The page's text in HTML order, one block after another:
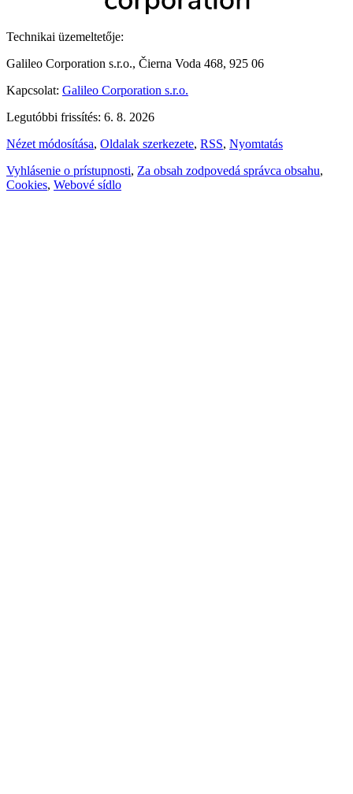
Technikai üzemeltetője:
Galileo Corporation s.r.o., Čierna Voda 468, 925 06
Kapcsolat: Galileo Corporation s.r.o.
Legutóbbi frissítés: 6. 8. 2026
Nézet módosítása, Oldalak szerkezete, RSS, Nyomtatás
Vyhlásenie o prístupnosti, Za obsah zodpovedá správca obsahu,
Cookies, Webové sídlo